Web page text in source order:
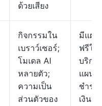
ด้วยเสียง
กิจกรรมใน
เบราว์เซอร์;
โมเดล AI
หลายตัว;
ความเป็น
ส่วนตัวของ
มีแผน
ฟรีให้
บริกา
แผน
ชำระ
เงินเริ่